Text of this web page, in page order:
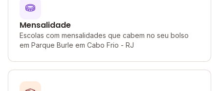
Mensalidade
Escolas com mensalidades que cabem no seu bolso
em Parque Burle em Cabo Frio - RJ